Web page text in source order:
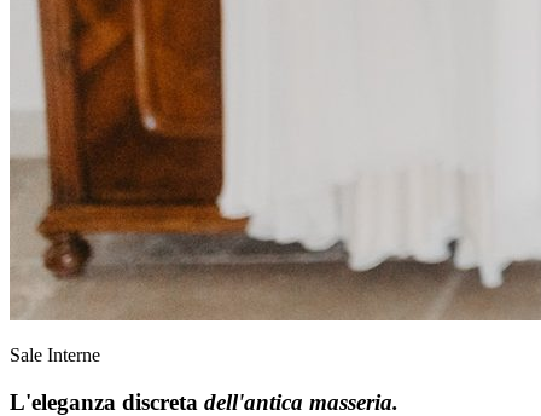
Sale Interne
L'eleganza discreta dell'antica masseria.